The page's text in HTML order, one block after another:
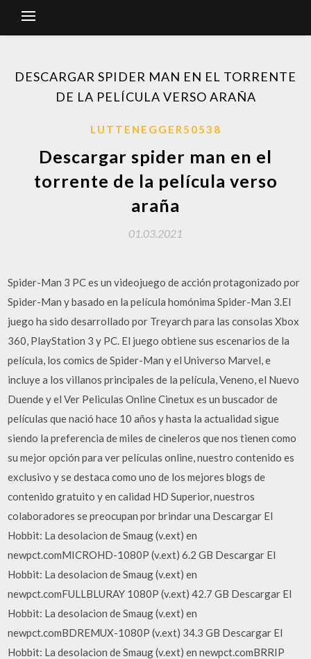
DESCARGAR SPIDER MAN EN EL TORRENTE
DE LA PELÍCULA VERSO ARAÑA
LUTTENEGGER50538
Descargar spider man en el
torrente de la película verso
araña
01.03.2021
Spider-Man 3 PC es un videojuego de acción protagonizado por
Spider-Man y basado en la película homónima Spider-Man 3.El
juego ha sido desarrollado por Treyarch para las consolas Xbox
360, PlayStation 3 y PC. El juego obtiene sus escenarios de la
película, los comics de Spider-Man y el Universo Marvel, e
incluye a los villanos principales de la película, Veneno, el Nuevo
Duende y el Ver Peliculas Online Cinetux es un buscador de
películas que nació hace 10 años y hasta la actualidad sigue
siendo la preferencia de miles de cineleros que nos tienen como
su mejor opción para ver películas online, nuestro contenido es
exclusivo y se destaca como uno de los mejores blogs de
contenido gratuito y en calidad HD Superior, nuestros
colaboradores se preocupan por brindar una Descargar El
Hobbit: La desolacion de Smaug (v.ext) en
newpct.comMICROHD-1080P (v.ext) 6.2 GB Descargar El
Hobbit: La desolacion de Smaug (v.ext) en
newpct.comFULLBLURAY 1080P (v.ext) 42.7 GB Descargar El
Hobbit: La desolacion de Smaug (v.ext) en
newpct.comBDREMUX-1080P (v.ext) 34.3 GB Descargar El
Hobbit: La desolacion de Smaug (v.ext) en newpct.comBRRIP